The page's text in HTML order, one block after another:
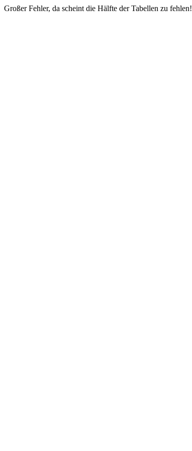
Großer Fehler, da scheint die Hälfte der Tabellen zu fehlen!